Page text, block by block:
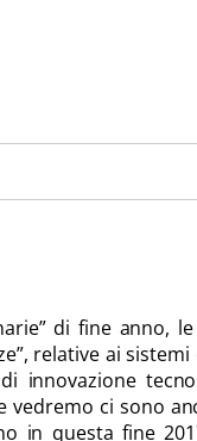
di fine anno,
relative ai sistemi
innovazione
ci sono
in questa fine